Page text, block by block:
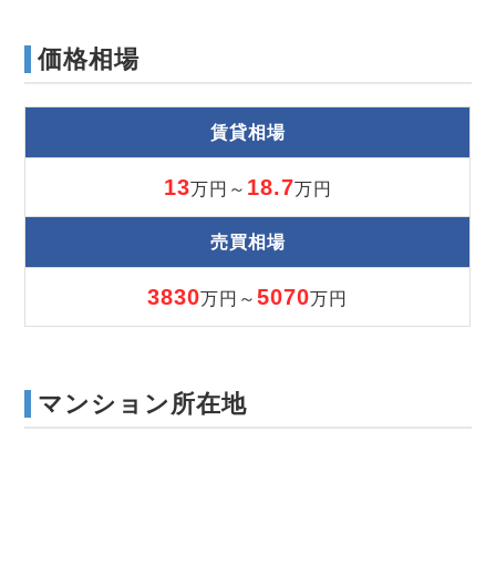
価格相場
賃貸相場
13万円～ 18.7万円
売買相場
3830万円～5070万円
マンション所在地